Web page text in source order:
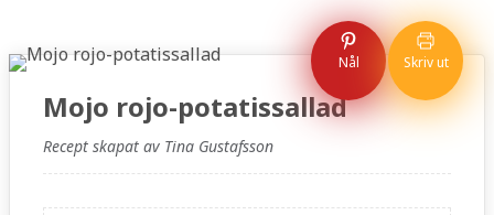
Nål Skriv ut
Mojo rojo-potatissallad
Recept skapat av Tina Gustafsson